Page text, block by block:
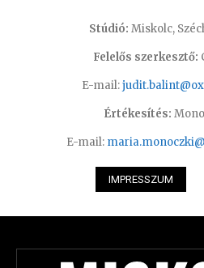
Stúdió: Miskolc,
Felelős szerkesztő:
E-mail:
Értékesítés:
E-mail:
IMPRESSZUM